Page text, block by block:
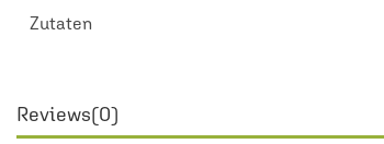
Zutaten
Reviews(0)